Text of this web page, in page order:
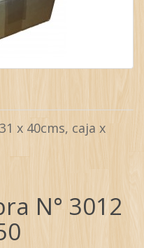
x 40cms, caja x
N° 3012